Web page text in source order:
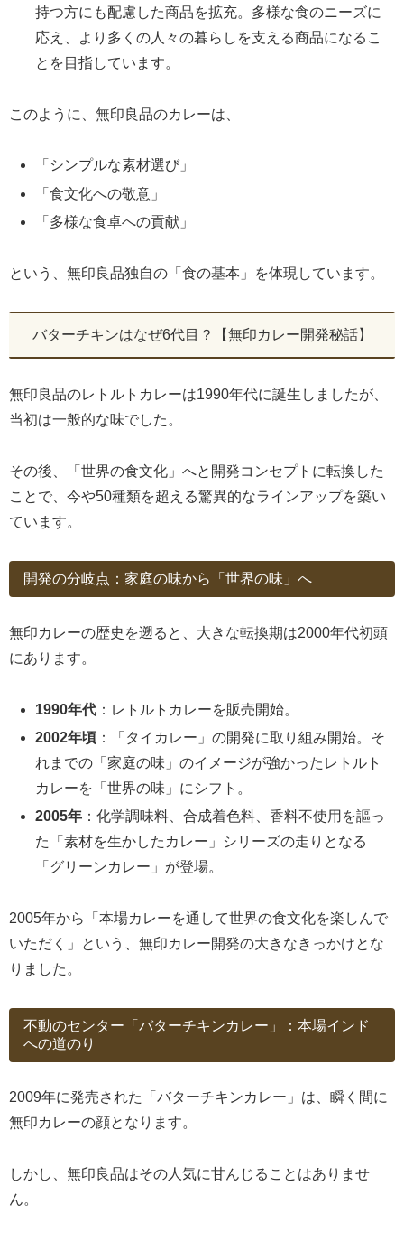
持つ方にも配慮した商品を拡充。多様な食のニーズに
応え、より多くの人々の暮らしを支える商品になるこ
とを目指しています。
このように、無印良品のカレーは、
「シンプルな素材選び」
「食文化への敬意」
「多様な食卓への貢献」
という、無印良品独自の「食の基本」を体現しています。
バターチキンはなぜ6代目？【無印カレー開発秘話】
無印良品のレトルトカレーは1990年代に誕生しましたが、
当初は一般的な味でした。
その後、「世界の食文化」へと開発コンセプトに転換した
ことで、今や50種類を超える驚異的なラインアップを築い
ています。
開発の分岐点：家庭の味から「世界の味」へ
無印カレーの歴史を遡ると、大きな転換期は2000年代初頭
にあります。
1990年代 ：レトルトカレーを販売開始。
2002年頃 ：「タイカレー」の開発に取り組み開始。そ
れまでの「家庭の味」のイメージが強かったレトルト
カレーを「世界の味」にシフト。
2005年 ：化学調味料、合成着色料、香料不使用を謳っ
た「素材を生かしたカレー」シリーズの走りとなる
「グリーンカレー」が登場。
2005年から「本場カレーを通して世界の食文化を楽しんで
いただく」という、無印カレー開発の大きなきっかけとな
りました。
不動のセンター「バターチキンカレー」：本場インド
への道のり
2009年に発売された「バターチキンカレー」は、瞬く間に
無印カレーの顔となります。
しかし、無印良品はその人気に甘んじることはありませ
ん。